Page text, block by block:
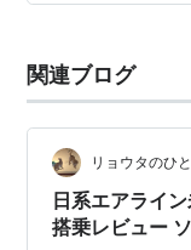
関連ブログ
リョウタのひ
日系エアライ
搭乗レビュー